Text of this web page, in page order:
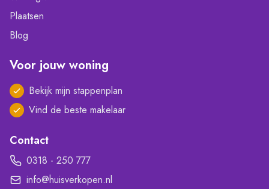
Plaatsen
Blog
Voor jouw woning
Bekijk mijn stappenplan
Vind de beste makelaar
Contact
0318 - 250 777
info@huisverkopen.nl